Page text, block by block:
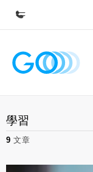
首頁
查看所有EF提供的課程
辦公室
查找您附近的辦公室
學習
9 文章